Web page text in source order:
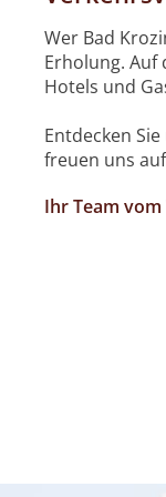
Wer Bad
Erholung. Auf
Hotels und
Entdecken
freuen uns
Ihr Team